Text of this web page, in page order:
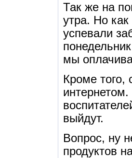
Так же на
утра. Но как
успевали
мы
Кроме того,
выйдут.
Вопрос, ну
продуктов